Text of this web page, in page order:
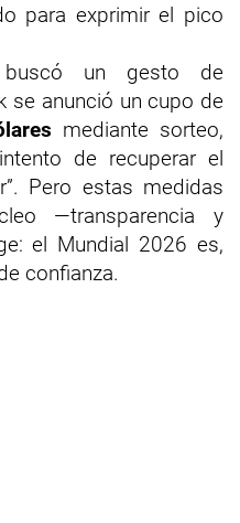
para exprimir el pico
buscó un gesto de
se anunció un cupo de
mediante sorteo,
de recuperar el
Pero estas medidas
—transparencia y
el Mundial 2026 es,
confianza.